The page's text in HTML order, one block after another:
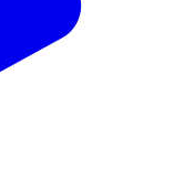
રસ્તા પર
રોષ